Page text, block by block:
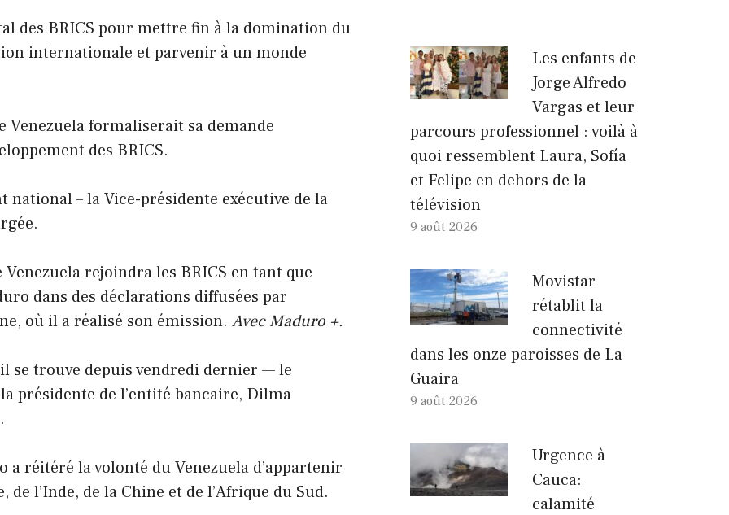
des BRICS pour mettre fin à la domination du
internationale et parvenir à un monde
Venezuela formaliserait sa demande
des BRICS.
national – la Vice-présidente exécutive de la
rejoindra les BRICS en tant que
dans des déclarations diffusées par
où il a réalisé son émission. Avec Maduro +.
se trouve depuis vendredi dernier — le
présidente de l’entité bancaire, Dilma
réitéré la volonté du Venezuela d’appartenir
l’Inde, de la Chine et de l’Afrique du Sud.
Les enfants de
Jorge Alfredo
Vargas et leur
parcours professionnel : voilà à
quoi ressemblent Laura, Sofía
et Felipe en dehors de la
télévision
9 août 2026
Movistar
rétablit la
connectivité
dans les onze paroisses de La
Guaira
9 août 2026
Urgence à
Cauca:
calamité